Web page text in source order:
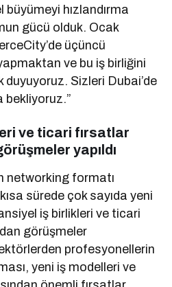
hızlandırma
gücü olduk. Ocak
üçüncü
ve bu iş birliğini
Sizleri Dubai’de
bekliyoruz.”
ve ticari fırsatlar
yapıldı
networking formatı
sürede çok sayıda yeni
iş birlikleri ve ticari
görüşmeler
profesyonellerin
yeni iş modelleri ve